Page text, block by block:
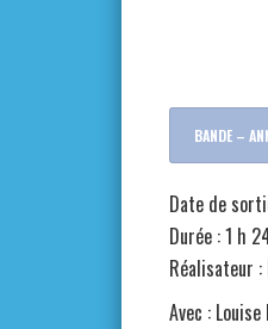
BANDE –
Date de
Durée : 1 h
Réalisateur
Avec :